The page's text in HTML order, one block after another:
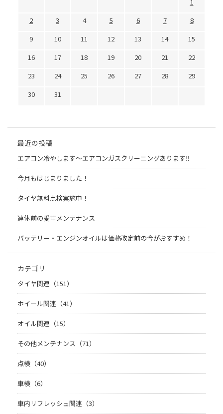
2
3 4 5 6 7
8
9
10 11 12 13 14
15
16
17 18 19 20 21
22
23
24 25 26 27 28
29
30
31
最近の投稿
エアコン冷やします〜エアコンガスクリーニングあります‼︎
今月もはじまりました！
タイヤ無料点検実施中！
連休前の愛車メンテナンス
バッテリー・エンジンオイルは価格改定前の今がおすすめ！
カテゴリ
タイヤ関連（151）
ホイール関連（41）
オイル関連（15）
その他メンテナンス（71）
点検（40）
車検（6）
車内リフレッシュ関連（3）